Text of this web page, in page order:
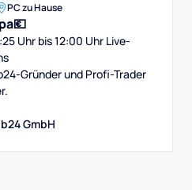
PC zu Hause
Uhr bis 12:00 Uhr Live-
Gründer und Profi-Trader
GmbH